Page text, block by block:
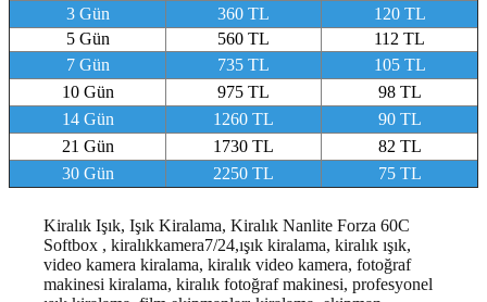
3 Gün
360 TL
120 TL
5 Gün
560 TL
112 TL
7 Gün
735 TL
105 TL
10 Gün
975 TL
98 TL
14 Gün
1260 TL
90 TL
21 Gün
1730 TL
82 TL
30 Gün
2250 TL 75 TL
Kiralık Işık, Işık Kiralama, Kiralık Nanlite Forza 60C
Softbox , kiralıkkamera7/24,ışık kiralama, kiralık ışık,
video kamera kiralama, kiralık video kamera, fotoğraf
makinesi kiralama, kiralık fotoğraf makinesi, profesyonel